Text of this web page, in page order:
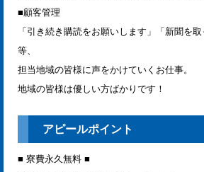
■顧客管理
「引き続き購読をお願いします」「新聞を取
等、
担当地域の皆様に声をかけていくお仕事。
地域の皆様は優しい方ばかりです！
アピールポイント
■ 寮費永久無料 ■